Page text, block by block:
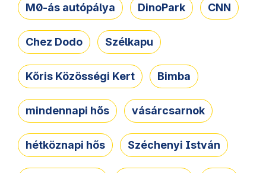
M0-ás autópálya DinoPark CNN
Chez Dodo Szélkapu
Kőris Közösségi Kert Bimba
mindennapi hős vásárcsarnok
hétköznapi hős Széchenyi István